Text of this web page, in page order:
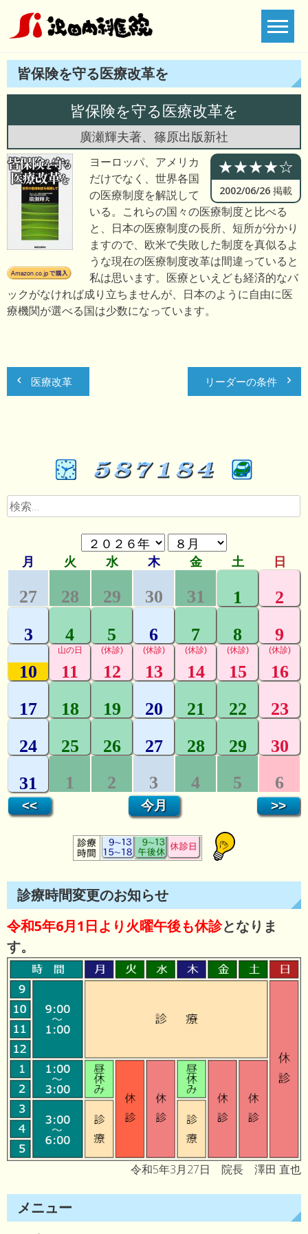
content
皆保険を守る医療改革を
皆保険を守る医療改革を
廣瀬輝夫著、篠原出版新社
★★★★☆
2002/06/26 掲載
ヨーロッパ、アメリカ
だけでなく、世界各国
の医療制度を解説して
いる。これらの国々の医療制度と比べる
と、日本の医療制度の長所、短所が分かり
ますので、欧米で失敗した制度を真似るよ
うな現在の医療制度改革は間違っていると
私は思います。医療といえども経済的なバ
ックがなければ成り立ちませんが、日本のように自由に医
療機関が選べる国は少数になっています。
医療改革 リーダーの条件
検
索:
診療時間変更のお知らせ
令和5年6月1日より火曜午後も休診となりま
す。
令和5年3月27日 院長 澤田 直也
メニュー